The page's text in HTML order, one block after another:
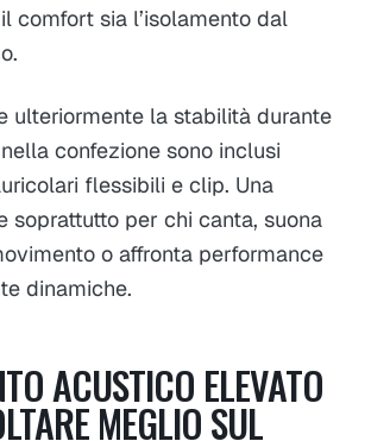
comfort sia l’isolamento dal
ulteriormente la stabilità durante
confezione sono inclusi
flessibili e clip. Una
soprattutto per chi canta, suona
o affronta performance
dinamiche.
ACUSTICO ELEVATO
MEGLIO SUL